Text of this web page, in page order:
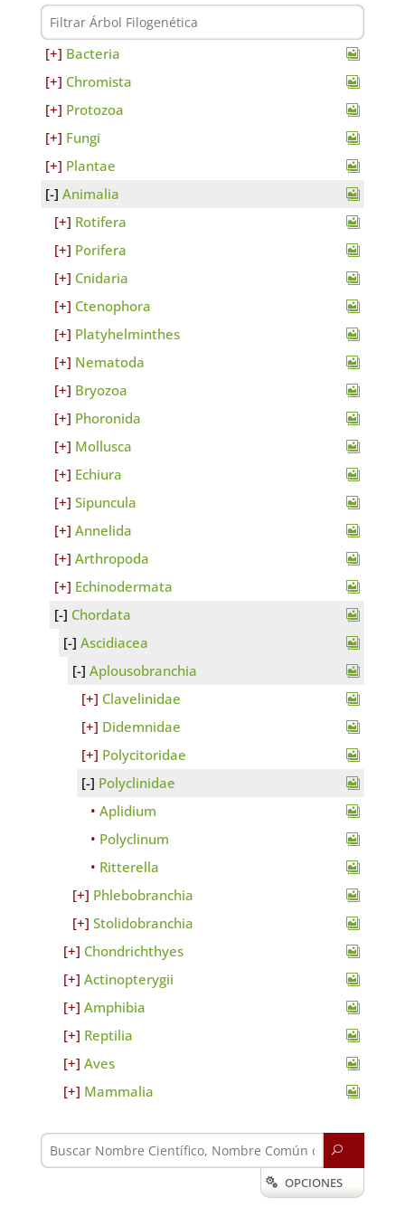
Bacteria
Chromista
Protozoa
Fungi
Plantae
Animalia
Rotifera
Porifera
Cnidaria
Ctenophora
Platyhelminthes
Nematoda
Bryozoa
Phoronida
Mollusca
Echiura
Sipuncula
Annelida
Arthropoda
Echinodermata
Chordata
Ascidiacea
Aplousobranchia
Clavelinidae
Didemnidae
Polycitoridae
Polyclinidae
Aplidium
Polyclinum
Ritterella
Phlebobranchia
Stolidobranchia
Chondrichthyes
Actinopterygii
Amphibia
Reptilia
Aves
Mammalia
U
 OPCIONES